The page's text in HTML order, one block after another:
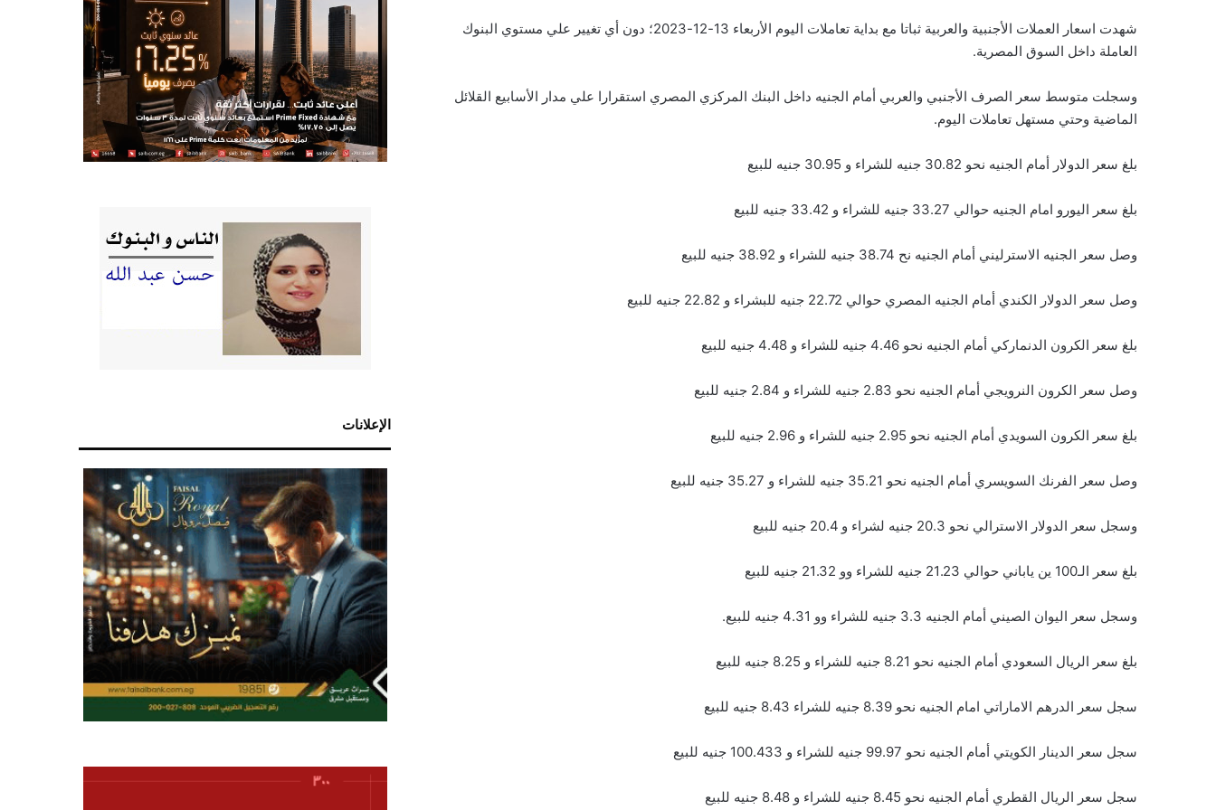
شهدت اسعار العملات الأجنبية والعربية ثباتا مع بداية تعاملات اليوم الأربعاء 13-12-2023؛ دون أي تغيير علي مستوي البنوك
العاملة داخل السوق المصرية.
وسجلت متوسط سعر الصرف الأجنبي والعربي أمام الجنيه داخل البنك المركزي المصري استقرارا علي مدار الأسابيع القلائل
الماضية وحتي مستهل تعاملات اليوم.
بلغ سعر الدولار أمام الجنيه نحو 30.82 جنيه للشراء و 30.95 جنيه للبيع
بلغ سعر اليورو امام الجنيه حوالي 33.27 جنيه للشراء و 33.42 جنيه للبيع
وصل سعر الجنيه الاسترليني أمام الجنيه نح 38.74 جنيه للشراء و 38.92 جنيه للبيع
وصل سعر الدولار الكندي أمام الجنيه المصري حوالي 22.72 جنيه للبشراء و 22.82 جنيه للبيع
بلغ سعر الكرون الدنماركي أمام الجنيه نحو 4.46 جنيه للشراء و 4.48 جنيه للبيع
وصل سعر الكرون النرويجي أمام الجنيه نحو 2.83 جنيه للشراء و 2.84 جنيه للبيع
بلغ سعر الكرون السويدي أمام الجنيه نحو 2.95 جنيه للشراء و 2.96 جنيه للبيع
وصل سعر الفرنك السويسري أمام الجنيه نحو 35.21 جنيه للشراء و 35.27 جنيه للبيع
وسجل سعر الدولار الاسترالي نحو 20.3 جنيه لشراء و 20.4 جنيه للبيع
بلغ سعر الـ100 ين ياباني حوالي 21.23 جنيه للشراء وو 21.32 جنيه للبيع
وسجل سعر اليوان الصيني أمام الجنيه 3.3 جنيه للشراء وو 4.31 جنيه للبيع.
بلغ سعر الريال السعودي أمام الجنيه نحو 8.21 جنيه للشراء و 8.25 جنيه للبيع
سجل سعر الدرهم الاماراتي امام الجنيه نحو 8.39 جنيه للشراء 8.43 جنيه للبيع
سجل سعر الدينار الكويتي أمام الجنيه نحو 99.97 جنيه للشراء و 100.433 جنيه للبيع
سجل سعر الريال القطري أمام الجنيه نحو 8.45 جنيه للشراء و 8.48 جنيه للبيع
الإعلانات